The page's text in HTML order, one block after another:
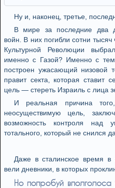
Ну и, наконец, третье,
В мире за последние два
войн. В них погибли сотни
Культурной Революции
именно с Газой? Именно с
построен ужасающий низовой
правит секта, которая ставит
цель — стереть Израиль с лица
И реальная причина
неосуществимую цель,
возможность контроля над
тотального, который не снился
Даже в сталинское время
вели дневники, в которых
Но попробуй вполголоса